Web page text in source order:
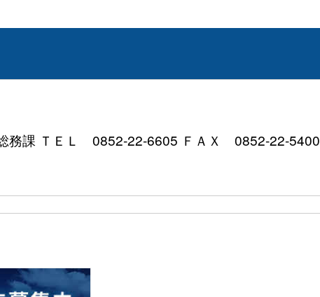
務課 ＴＥＬ 0852-22-6605 ＦＡＸ 0852-22-5400